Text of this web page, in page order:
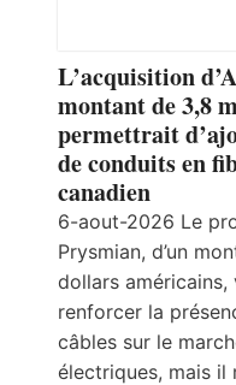
L’acquisition
montant de 3,8
permettrait
de conduits en
canadien
6-aout-2026 Le
Prysmian, d’un
dollars
renforcer la
câbles sur le
électriques, mais il